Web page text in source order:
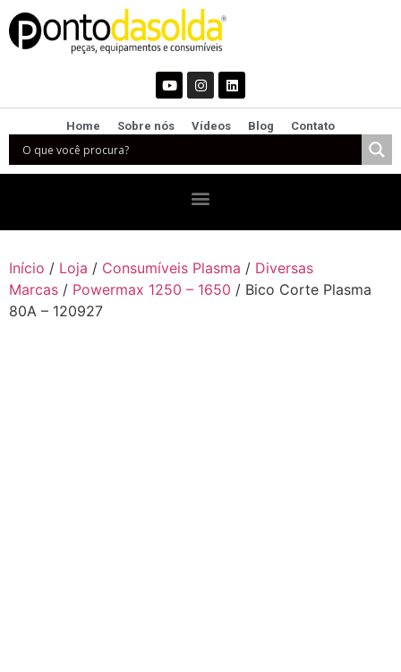
Home Sobre nós Vídeos Blog Contato
Início / Loja / Consumíveis Plasma / Diversas
Marcas / Powermax 1250 – 1650 / Bico Corte Plasma
80A – 120927